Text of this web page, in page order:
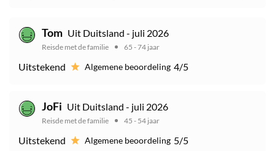
Tom Uit Duitsland - juli 2026
Reisde met de familie 65 - 74 jaar
Uitstekend Algemene beoordeling 4/5
JoFi Uit Duitsland - juli 2026
Reisde met de familie 45 - 54 jaar
Uitstekend Algemene beoordeling 5/5